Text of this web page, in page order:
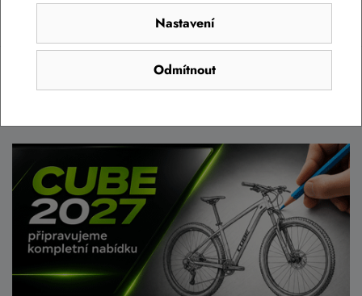
Odmítnout
Nastavení